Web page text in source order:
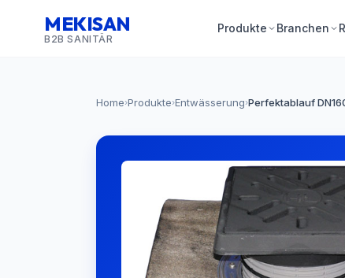
MEKISAN
B2B SANITÄR
Produkte Branchen
Home›Produkte›Entwässerung›Perfektablauf